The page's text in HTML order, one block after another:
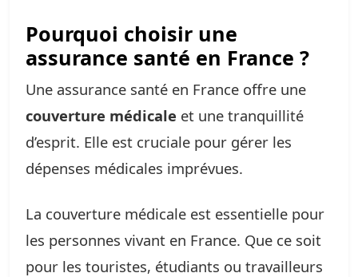
Pourquoi choisir une
assurance santé en France ?
Une assurance santé en France offre une
couverture médicale et une tranquillité
d’esprit. Elle est cruciale pour gérer les
dépenses médicales imprévues.
La couverture médicale est essentielle pour
les personnes vivant en France. Que ce soit
pour les touristes, étudiants ou travailleurs